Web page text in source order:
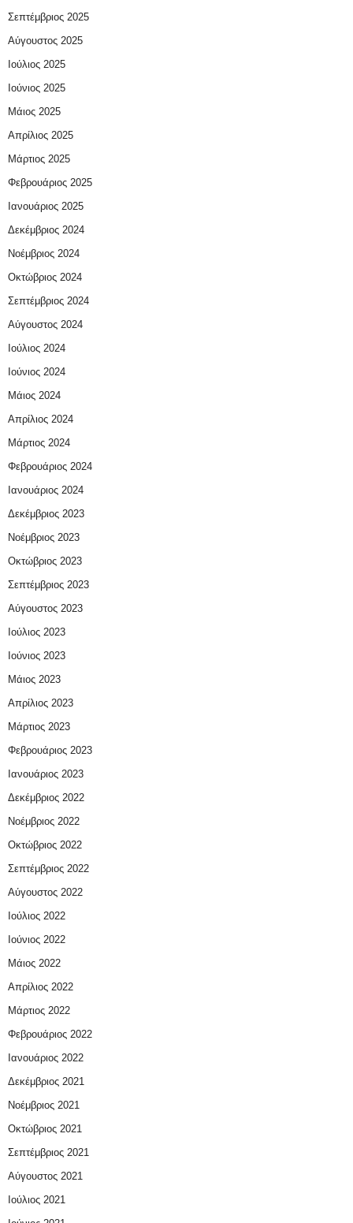
Σεπτέμβριος 2025
Αύγουστος 2025
Ιούλιος 2025
Ιούνιος 2025
Μάιος 2025
Απρίλιος 2025
Μάρτιος 2025
Φεβρουάριος 2025
Ιανουάριος 2025
Δεκέμβριος 2024
Νοέμβριος 2024
Οκτώβριος 2024
Σεπτέμβριος 2024
Αύγουστος 2024
Ιούλιος 2024
Ιούνιος 2024
Μάιος 2024
Απρίλιος 2024
Μάρτιος 2024
Φεβρουάριος 2024
Ιανουάριος 2024
Δεκέμβριος 2023
Νοέμβριος 2023
Οκτώβριος 2023
Σεπτέμβριος 2023
Αύγουστος 2023
Ιούλιος 2023
Ιούνιος 2023
Μάιος 2023
Απρίλιος 2023
Μάρτιος 2023
Φεβρουάριος 2023
Ιανουάριος 2023
Δεκέμβριος 2022
Νοέμβριος 2022
Οκτώβριος 2022
Σεπτέμβριος 2022
Αύγουστος 2022
Ιούλιος 2022
Ιούνιος 2022
Μάιος 2022
Απρίλιος 2022
Μάρτιος 2022
Φεβρουάριος 2022
Ιανουάριος 2022
Δεκέμβριος 2021
Νοέμβριος 2021
Οκτώβριος 2021
Σεπτέμβριος 2021
Αύγουστος 2021
Ιούλιος 2021